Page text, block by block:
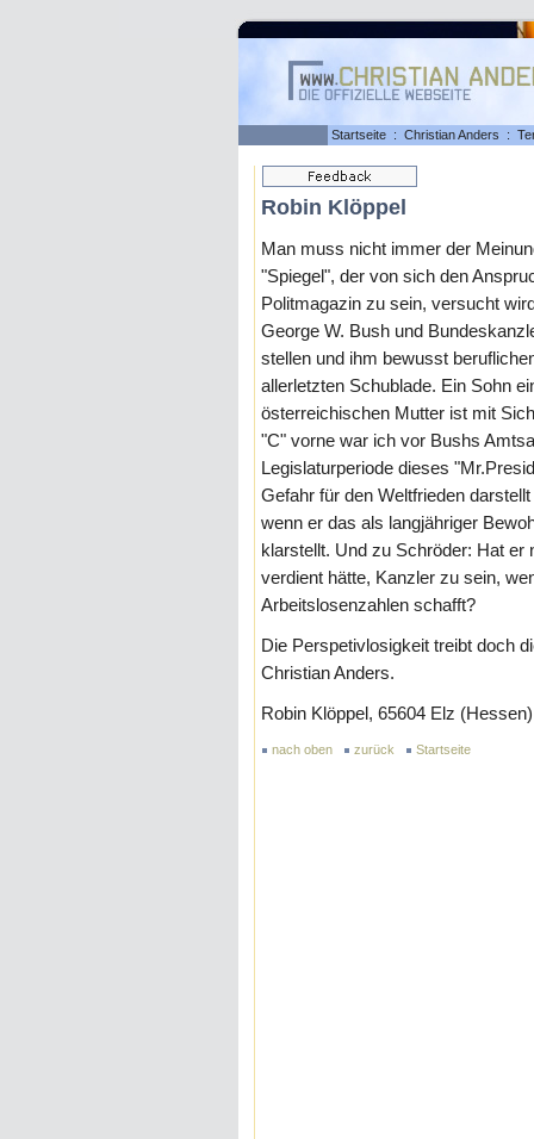
Startseite : Christian Anders :
Robin Klöppel
Man muss nicht immer der
"Spiegel", der von sich den
Politmagazin zu sein, versucht
George W. Bush und
stellen und ihm bewusst
allerletzten Schublade. Ein Sohn
österreichischen Mutter ist mit
"C" vorne war ich vor Bushs
Legislaturperiode dieses
Gefahr für den Weltfrieden
wenn er das als langjähriger
klarstellt. Und zu Schröder: Hat
verdient hätte, Kanzler zu sein,
Arbeitslosenzahlen schafft?
Die Perspetivlosigkeit treibt doch
Christian Anders.
Robin Klöppel, 65604 Elz (Hessen)
nach oben zurück Startseite